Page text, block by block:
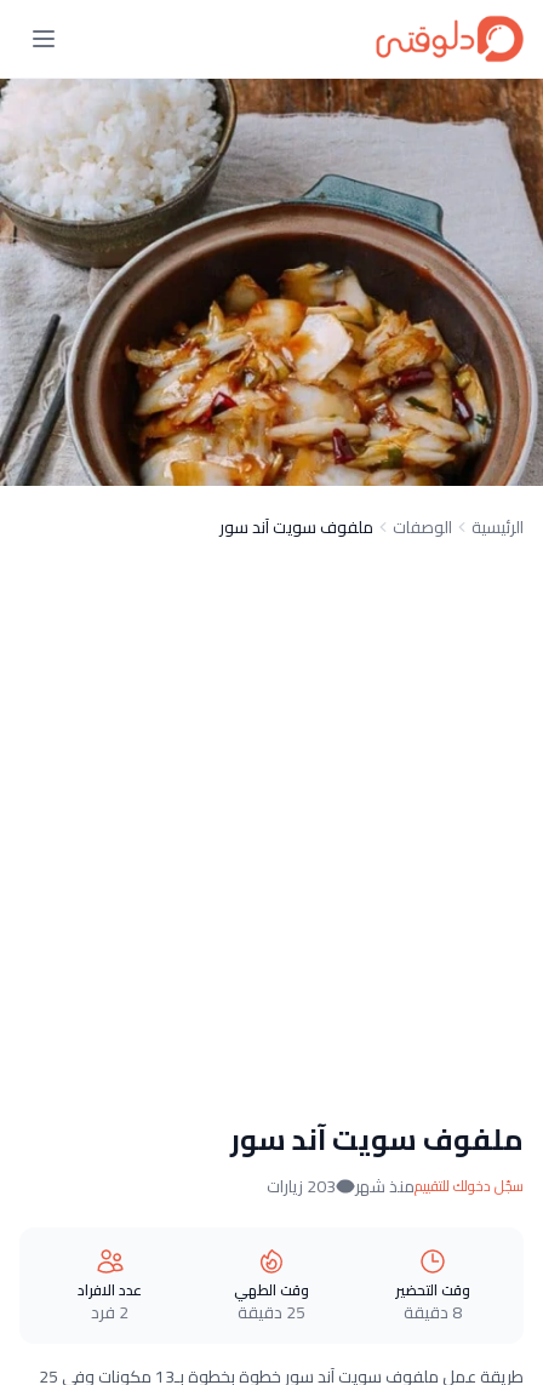
الرئيسية الوصفات ملفوف سويت آند سور
ملفوف سويت آند سور
سجّل دخولك للتقييممنذ شهر 203 زيارات
وقت التحضير
8 دقيقة
وقت الطهي
25 دقيقة
عدد الافراد
2 فرد
طريقة عمل ملفوف سويت آند سور خطوة بخطوة بـ13 مكونات وفي 25